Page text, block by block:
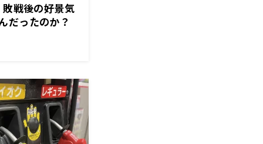
戦後の好景気
だったのか？